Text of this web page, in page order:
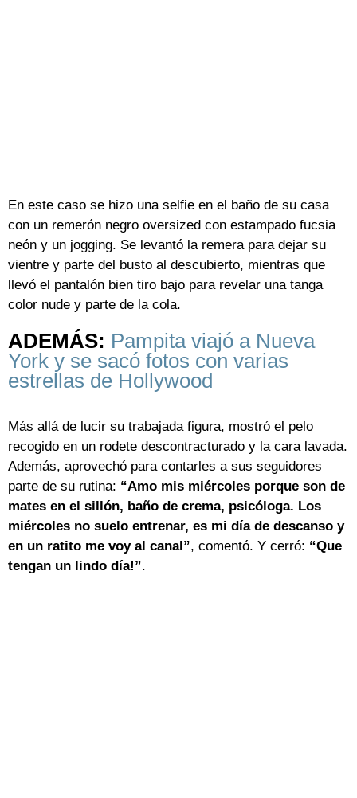
En este caso se hizo una selfie en el baño de su casa
con un remerón negro oversized con estampado fucsia
neón y un jogging. Se levantó la remera para dejar su
vientre y parte del busto al descubierto, mientras que
llevó el pantalón bien tiro bajo para revelar una tanga
color nude y parte de la cola.
ADEMÁS: Pampita viajó a Nueva
York y se sacó fotos con varias
estrellas de Hollywood
Más allá de lucir su trabajada figura, mostró el pelo
recogido en un rodete descontracturado y la cara lavada.
Además, aprovechó para contarles a sus seguidores
parte de su rutina: “Amo mis miércoles porque son de
mates en el sillón, baño de crema, psicóloga. Los
miércoles no suelo entrenar, es mi día de descanso y
en un ratito me voy al canal”, comentó. Y cerró: “Que
tengan un lindo día!”.